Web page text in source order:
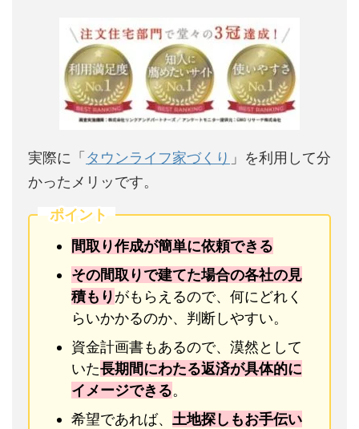
実際に「タウンライフ家づくり 」を利用して分
かったメリッです。
ポイント
間取り作成が簡単に依頼できる
その間取りで建てた場合の各社の見
積もりがもらえるので、何にどれく
らいかかるのか、判断しやすい。
資金計画書もあるので、漠然として
いた長期間にわたる返済が具体的に
イメージできる。
希望であれば、 土地探しもお手伝い